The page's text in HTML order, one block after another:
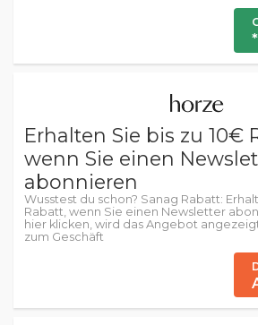
Erhalten Sie bis zu 10€
wenn Sie einen
abonnieren
Wusstest du schon? Sanag Rabatt:
Rabatt, wenn Sie einen Newsletter
hier klicken, wird das Angebot
zum Geschäft